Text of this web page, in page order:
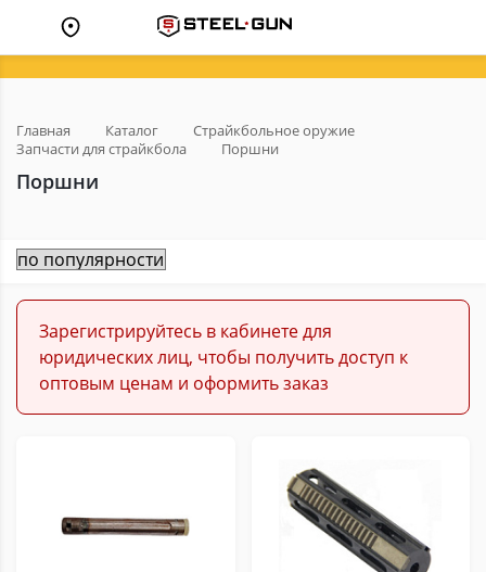
Главная Каталог
Страйкбольное оружие
Запчасти для страйкбола
Поршни
Поршни
Зарегистрируйтесь в кабинете для
юридических лиц, чтобы получить доступ к
оптовым ценам и оформить заказ